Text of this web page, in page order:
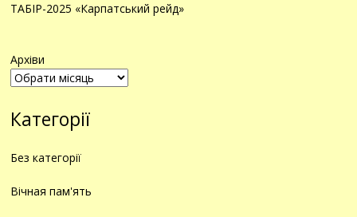
ТАБІР-2025 «Карпатський рейд»
Архіви
Категорії
Без категорії
Вічная пам'ять